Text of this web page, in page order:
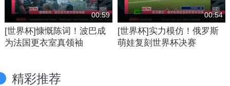
00:59
[世界杯]慷慨陈词！波巴成
为法国更衣室真领袖
00:54
[世界杯]实力模仿！俄罗斯
萌娃复刻世界杯决赛
精彩推荐